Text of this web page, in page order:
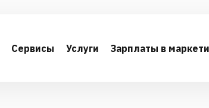
Сервисы Услуги Зарплаты в